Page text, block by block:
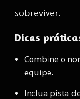
sobreviver.
Dicas
Combine o
equipe.
Inclua pista